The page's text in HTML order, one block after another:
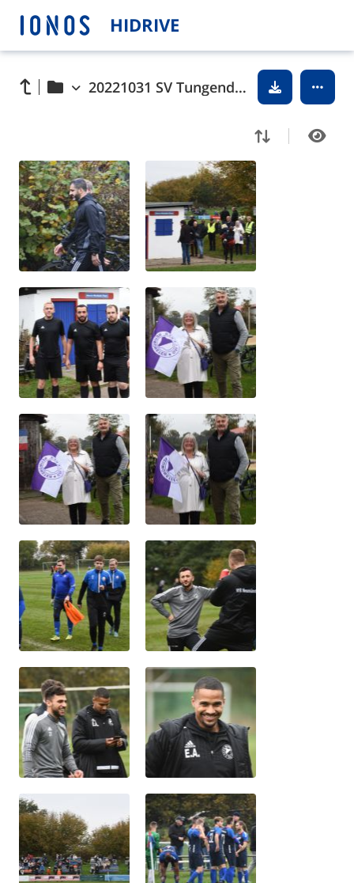
HIDRIVE
20221031 SV Tungendorf - VfR Neumünster © 2022 Olaf Wegerich